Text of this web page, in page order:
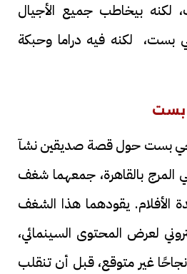
لكنه بيخاطب جميع الأجيال
بست، لكنه فيه دراما وحبكة
بست
بست حول قصة صديقين نشآ
المرج بالقاهرة، جمعهما شغف
الأفلام. يقودهما هذا الشغف
لعرض المحتوى السينمائي،
غير متوقع، قبل أن تنقلب